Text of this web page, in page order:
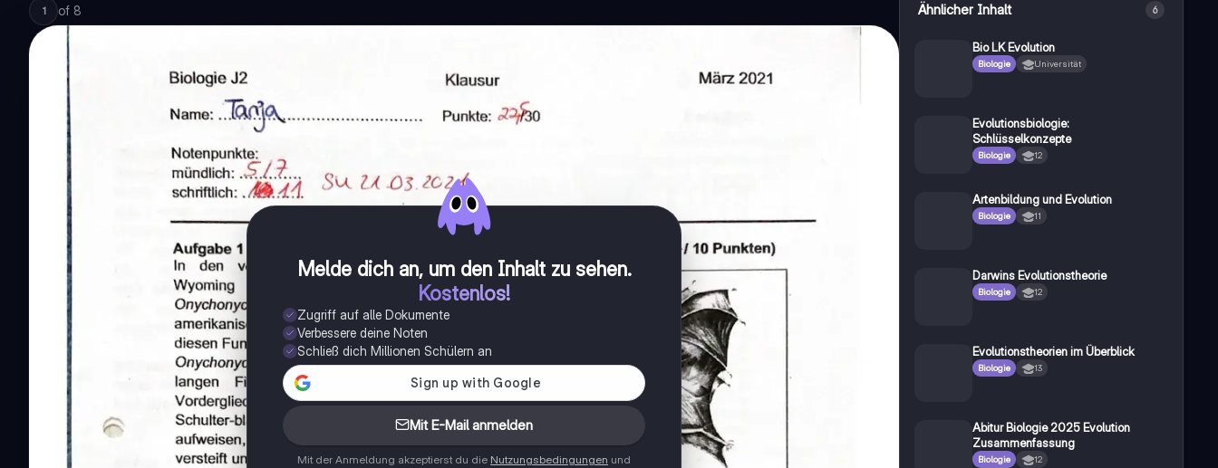
1 of 8
Melde dich an, um den Inhalt zu sehen.
Kostenlos!
Zugriff auf alle Dokumente
Verbessere deine Noten
Schließ dich Millionen Schülern an
Mit E-Mail anmelden
Mit der Anmeldung akzeptierst du die Nutzungsbedingungen und
Ähnlicher Inhalt 6
Bio LK Evolution
Biologie Universität
Evolutionsbiologie:
Schlüsselkonzepte
Biologie 12
Artenbildung und Evolution
Biologie 11
Darwins Evolutionstheorie
Biologie 12
Evolutionstheorien im Überblick
Biologie 13
Abitur Biologie 2025 Evolution
Zusammenfassung
Biologie 12